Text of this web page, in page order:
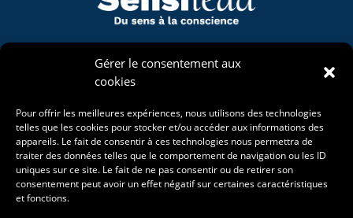
Gérer le consentement aux
cookies
Pour offrir les meilleures expériences, nous utilisons des technologies
telles que les cookies pour stocker et/ou accéder aux informations des
appareils. Le fait de consentir à ces technologies nous permettra de
traiter des données telles que le comportement de navigation ou les ID
uniques sur ce site. Le fait de ne pas consentir ou de retirer son
consentement peut avoir un effet négatif sur certaines caractéristiques
et fonctions.
Naviguons
La Bergerie Étoilée
Projet de vie
Événements
Blog